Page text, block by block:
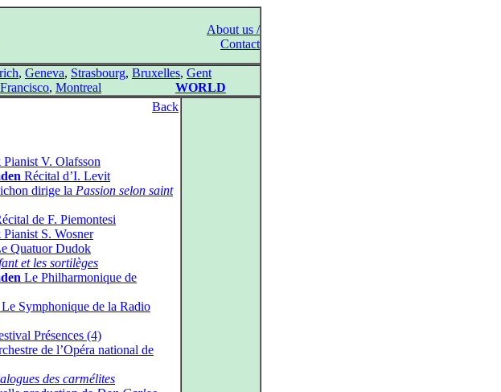
About us /
Contact
, Geneva, Strasbourg, Bruxelles, Gent
, Montreal WORLD
Back
Pianist V. Olafsson
Récital d’I. Levit
dirige la Passion selon saint
de F. Piemontesi
Pianist S. Wosner
Quatuor Dudok
et les sortilèges
Le Philharmonique de
Le Symphonique de la Radio
Présences (4)
de l’Opéra national de
des carmélites